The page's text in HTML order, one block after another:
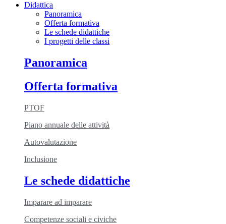
Didattica
Panoramica
Offerta formativa
Le schede didattiche
I progetti delle classi
Panoramica
Offerta formativa
PTOF
Piano annuale delle attività
Autovalutazione
Inclusione
Le schede didattiche
Imparare ad imparare
Competenze sociali e civiche